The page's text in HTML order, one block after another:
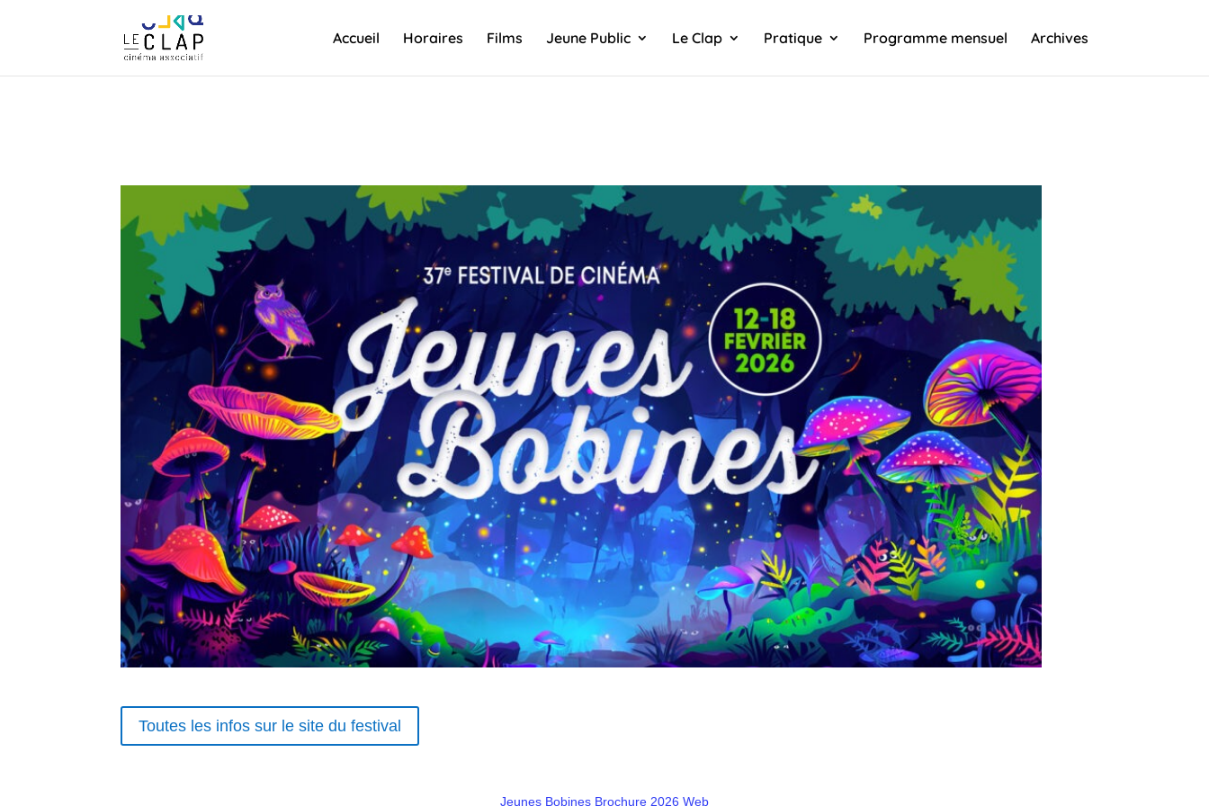
Accueil Horaires Films Jeune Public Le Clap Pratique Programme mensuel Archives
Toutes les infos sur le site du festival
Jeunes Bobines Brochure 2026 Web